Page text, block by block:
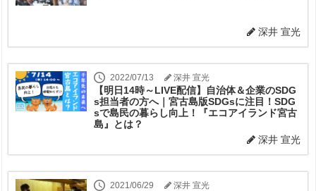
深井 宣光
2022/07/13 深井 宣光
【明日14時～LIVE配信】自治体＆企業のSDG
s担当者の方へ｜宮古島版SDGsに注目！SDG
sで島民の暮らし向上！『エコアイランド宮古
島』とは？
深井 宣光
2021/06/29 深井 宣光